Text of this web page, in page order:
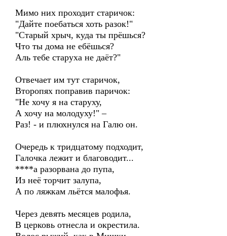
Мимо них проходит старичок:
"Дайте поебаться хоть разок!"
"Старый хрыч, куда ты прёшься?
Что ты дома не ебёшься?
Аль тебе старуха не даёт?"
Отвечает им тут старичок,
Второпях поправив паричок:
"Не хочу я на старуху,
А хочу на молодуху!" –
Раз! - и плюхнулся на Галю он.
Очередь к тридцатому подходит,
Галочка лежит и благоводит...
****а разорвана до пупа,
Из неё торчит залупа,
А по ляжкам льётся малофья.
Через девять месяцев родила,
В церковь отнесла и окрестила.